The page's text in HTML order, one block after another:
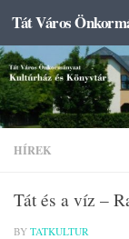
Skip to content
HÍREK
Tát és a víz –
BY TATKULTUR